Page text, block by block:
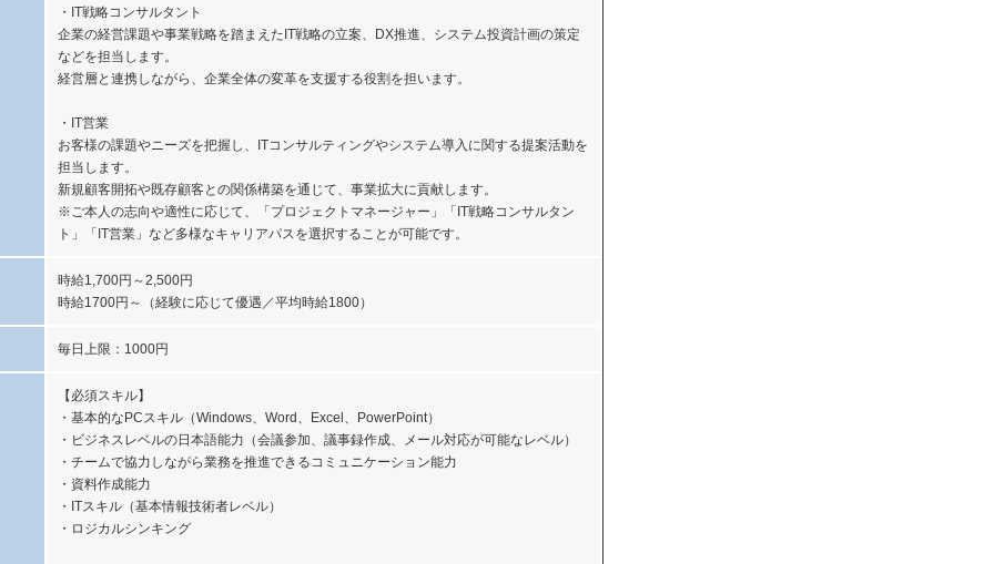
・IT戦略コンサルタント
企業の経営課題や事業戦略を踏まえたIT戦略の立案、DX推進、システム投資計画の策定
などを担当します。
経営層と連携しながら、企業全体の変革を支援する役割を担います。
・IT営業
お客様の課題やニーズを把握し、ITコンサルティングやシステム導入に関する提案活動を
担当します。
新規顧客開拓や既存顧客との関係構築を通じて、事業拡大に貢献します。
※ご本人の志向や適性に応じて、「プロジェクトマネージャー」「IT戦略コンサルタン
ト」「IT営業」など多様なキャリアパスを選択することが可能です。
時給1,700円～2,500円
時給1700円～（経験に応じて優遇／平均時給1800）
毎日上限：1000円
【必須スキル】
・基本的なPCスキル（Windows、Word、Excel、PowerPoint）
・ビジネスレベルの日本語能力（会議参加、議事録作成、メール対応が可能なレベル）
・チームで協力しながら業務を推進できるコミュニケーション能力
・資料作成能力
・ITスキル（基本情報技術者レベル）
・ロジカルシンキング